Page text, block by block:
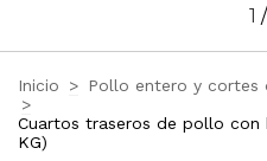
1 /
Inicio > Pollo entero y cortes
>
Cuartos traseros de pollo con
KG)